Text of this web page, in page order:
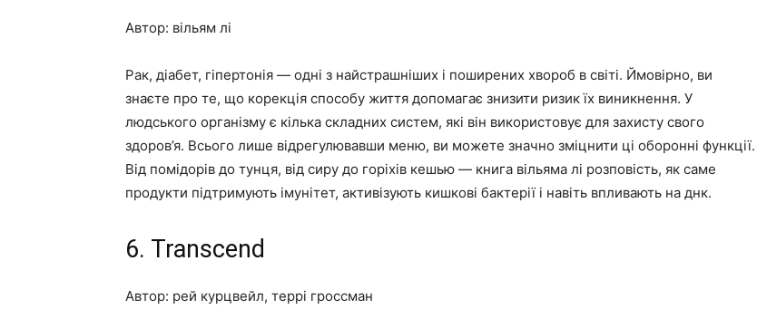
Автор: вільям лі
Рак, діабет, гіпертонія — одні з найстрашніших і поширених хвороб в світі. Ймовірно, ви
знаєте про те, що корекція способу життя допомагає знизити ризик їх виникнення. У
людського організму є кілька складних систем, які він використовує для захисту свого
здоров’я. Всього лише відрегулювавши меню, ви можете значно зміцнити ці оборонні функції.
Від помідорів до тунця, від сиру до горіхів кешью — книга вільяма лі розповість, як саме
продукти підтримують імунітет, активізують кишкові бактерії і навіть впливають на днк.
6. Transcend
Автор: рей курцвейл, террі гроссман